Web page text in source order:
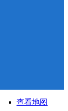
查看地图